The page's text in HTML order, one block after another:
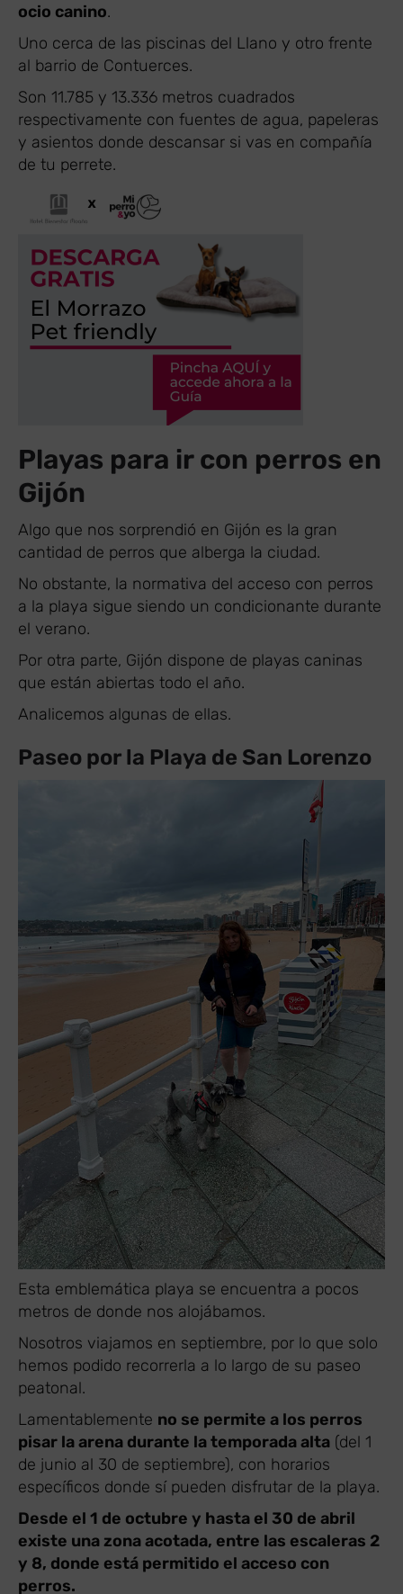
ocio canino.
Uno cerca de las piscinas del Llano y otro frente
al barrio de Contuerces.
Son 11.785 y 13.336 metros cuadrados
respectivamente con fuentes de agua, papeleras
y asientos donde descansar si vas en compañía
de tu perrete.
Playas para ir con perros en
Gijón
Algo que nos sorprendió en Gijón es la gran
cantidad de perros que alberga la ciudad.
No obstante, la normativa del acceso con perros
a la playa sigue siendo un condicionante durante
el verano.
Por otra parte, Gijón dispone de playas caninas
que están abiertas todo el año.
Analicemos algunas de ellas.
Paseo por la Playa de San Lorenzo
Esta emblemática playa se encuentra a pocos
metros de donde nos alojábamos.
Nosotros viajamos en septiembre, por lo que solo
hemos podido recorrerla a lo largo de su paseo
peatonal.
Lamentablemente no se permite a los perros
pisar la arena durante la temporada alta (del 1
de junio al 30 de septiembre), con horarios
específicos donde sí pueden disfrutar de la playa.
Desde el 1 de octubre y hasta el 30 de abril
existe una zona acotada, entre las escaleras 2
y 8, donde está permitido el acceso con
perros.